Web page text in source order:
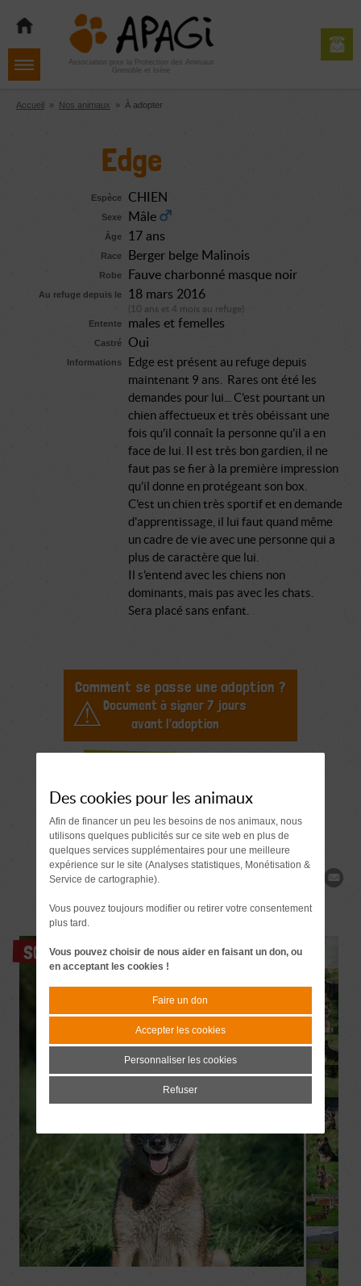
navigation
contenu
Aller
pied
de
Association pour la Protection des Animaux
Grenoble et Isère
Accueil » Nos animaux » À adopter
Edge
Espèce CHIEN
Sexe Mâle
Âge 17 ans
Race Berger belge Malinois
Robe Fauve charbonné masque noir
Au refuge depuis le 18 mars 2016
(10 ans et 4 mois au refuge)
Entente
males et femelles
Castré Oui
Informations
Edge est présent au refuge depuis
maintenant 9 ans. Rares ont été les
demandes pour lui... C'est pourtant un
chien affectueux et très obéissant une
fois qu'il connaît la personne qu'il a en
face de lui. Il est très bon gardien, il ne
faut pas se fier à la première impression
qu'il donne en protégeant son box.
C'est un chien très sportif et en demande
d'apprentissage, il lui faut quand même
un cadre de vie avec une personne qui a
plus de caractère que lui.
Il s'entend avec les chiens non
dominants, mais pas avec les chats.
Sera placé sans enfant.
Comment se passe une adoption ?
Document à signer 7 jours
avant l'adoption
renseignements
SOS
Des cookies pour les animaux
Afin de financer un peu les besoins de nos animaux, nous
utilisons quelques publicités sur ce site web en plus de
quelques services supplémentaires pour une meilleure
expérience sur le site (Analyses statistiques, Monétisation &
Service de cartographie).
Vous pouvez toujours modifier ou retirer votre consentement
plus tard.
Vous pouvez choisir de nous aider en faisant un don, ou
en acceptant les cookies !
Faire un don
Accepter les cookies
Personnaliser les cookies
Refuser